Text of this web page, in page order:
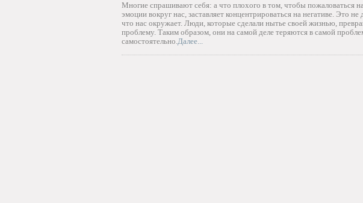
Многие спрашивают себя: а что плохого в том, чтобы пожаловаться
эмоции вокруг нас, заставляет концентрироваться на негативе. Это
что нас окружает. Люди, которые сделали нытье своей жизнью,
проблему. Таким образом, они на самой деле теряются в самой
самостоятельно.Далее...